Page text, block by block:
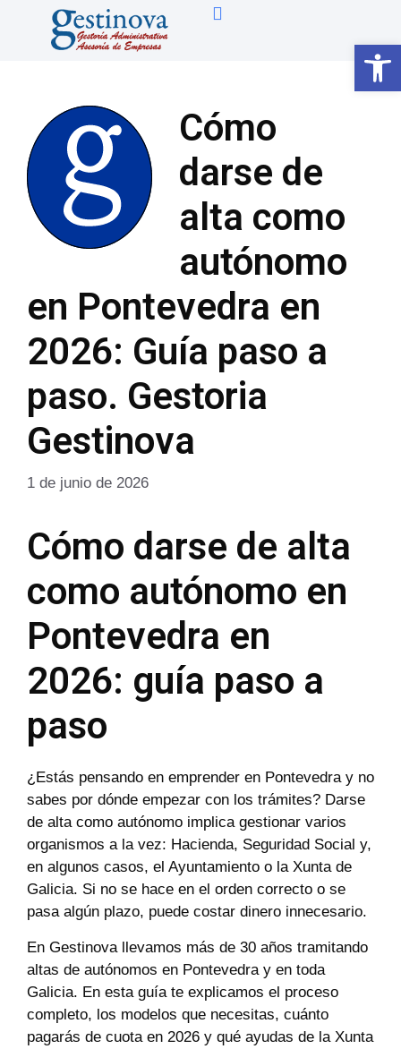
Abrir
Cómo
darse de
alta como
autónomo
en Pontevedra en
2026: Guía paso a
paso. Gestoria
Gestinova
1 de junio de 2026
Cómo darse de alta
como autónomo en
Pontevedra en
2026: guía paso a
paso
¿Estás pensando en emprender en Pontevedra y no
sabes por dónde empezar con los trámites? Darse
de alta como autónomo implica gestionar varios
organismos a la vez: Hacienda, Seguridad Social y,
en algunos casos, el Ayuntamiento o la Xunta de
Galicia. Si no se hace en el orden correcto o se
pasa algún plazo, puede costar dinero innecesario.
En Gestinova llevamos más de 30 años tramitando
altas de autónomos en Pontevedra y en toda
Galicia. En esta guía te explicamos el proceso
completo, los modelos que necesitas, cuánto
pagarás de cuota en 2026 y qué ayudas de la Xunta